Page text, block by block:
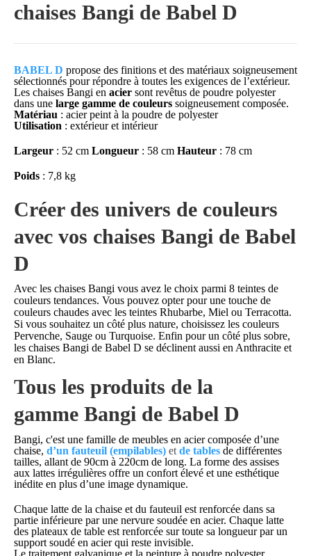
chaises Bangi de Babel D
BABEL D propose des finitions et des matériaux soigneusement
sélectionnés pour répondre à toutes les exigences de l’extérieur.
Les chaises Bangi en acier sont revêtus de poudre polyester
dans une large gamme de couleurs soigneusement composée.
Matériau : acier peint à la poudre de polyester
Utilisation : extérieur et intérieur
Largeur : 52 cm Longueur : 58 cm Hauteur : 78 cm
Poids : 7,8 kg
Créer des univers de couleurs
avec vos chaises Bangi de Babel
D
Avec les chaises Bangi vous avez le choix parmi 8 teintes de
couleurs tendances. Vous pouvez opter pour une touche de
couleurs chaudes avec les teintes Rhubarbe, Miel ou Terracotta.
Si vous souhaitez un côté plus nature, choisissez les couleurs
Pervenche, Sauge ou Turquoise. Enfin pour un côté plus sobre,
les chaises Bangi de Babel D se déclinent aussi en Anthracite et
en Blanc.
Tous les produits de la
gamme Bangi de Babel D
Bangi, c'est une famille de meubles en acier composée d’une
chaise, d’un fauteuil (empilables) et de tables de différentes
tailles, allant de 90cm à 220cm de long. La forme des assises
aux lattes irrégulières offre un confort élevé et une esthétique
inédite en plus d’une image dynamique.
Chaque latte de la chaise et du fauteuil est renforcée dans sa
partie inférieure par une nervure soudée en acier. Chaque latte
des plateaux de table est renforcée sur toute sa longueur par un
support soudé en acier qui reste invisible.
Le traitement galvanique et la peinture à poudre polyester